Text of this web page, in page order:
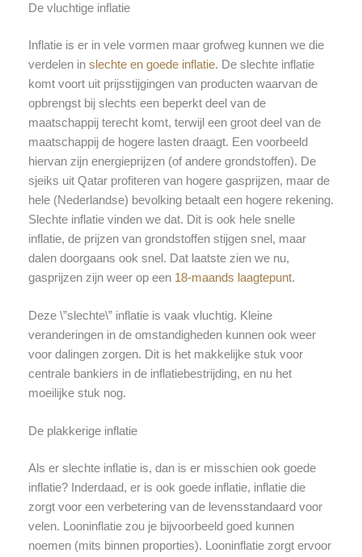
De vluchtige inflatie
Inflatie is er in vele vormen maar grofweg kunnen we die
verdelen in slechte en goede inflatie. De slechte inflatie
komt voort uit prijsstijgingen van producten waarvan de
opbrengst bij slechts een beperkt deel van de
maatschappij terecht komt, terwijl een groot deel van de
maatschappij de hogere lasten draagt. Een voorbeeld
hiervan zijn energieprijzen (of andere grondstoffen). De
sjeiks uit Qatar profiteren van hogere gasprijzen, maar de
hele (Nederlandse) bevolking betaalt een hogere rekening.
Slechte inflatie vinden we dat. Dit is ook hele snelle
inflatie, de prijzen van grondstoffen stijgen snel, maar
dalen doorgaans ook snel. Dat laatste zien we nu,
gasprijzen zijn weer op een 18-maands laagtepunt.
Deze \”slechte\” inflatie is vaak vluchtig. Kleine
veranderingen in de omstandigheden kunnen ook weer
voor dalingen zorgen. Dit is het makkelijke stuk voor
centrale bankiers in de inflatiebestrijding, en nu het
moeilijke stuk nog.
De plakkerige inflatie
Als er slechte inflatie is, dan is er misschien ook goede
inflatie? Inderdaad, er is ook goede inflatie, inflatie die
zorgt voor een verbetering van de levensstandaard voor
velen. Looninflatie zou je bijvoorbeeld goed kunnen
noemen (mits binnen proporties). Looninflatie zorgt ervoor